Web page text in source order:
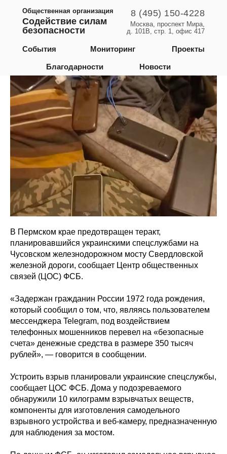
8 (495) 150-4228
Общественная организация
Содействие силам
безопасности
Мониторинг
События
Благодарности Новости
Проекты
Москва, проспект Мира,
д. 101В, стр. 1, офис 417
Пермский край
В Пермском крае предотвращен теракт,
планировавшийся украинскими спецслужбами на
Чусовском железнодорожном мосту Свердловской
железной дороги, сообщает Центр общественных
связей (ЦОС) ФСБ.
«Задержан гражданин России 1972 года рождения,
который сообщил о том, что, являясь пользователем
мессенджера Telegram, под воздействием
телефонных мошенников перевел на «безопасные
счета» денежные средства в размере 350 тысяч
рублей», — говорится в сообщении.
Устроить взрыв планировали украинские спецслужбы,
сообщает ЦОС ФСБ. Дома у подозреваемого
обнаружили 10 килограмм взрывчатых веществ,
компоненты для изготовления самодельного
взрывного устройства и веб-камеру, предназначенную
для наблюдения за мостом.